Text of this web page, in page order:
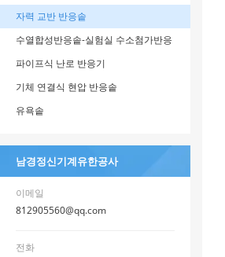
자력 교반 반응솥
수열합성반응솥-실험실 수소첨가반응
솥
파이프식 난로 반응기
기체 연결식 현압 반응솥
유욕솥
남경정신기계유한공사
이메일
812905560@qq.com
전화